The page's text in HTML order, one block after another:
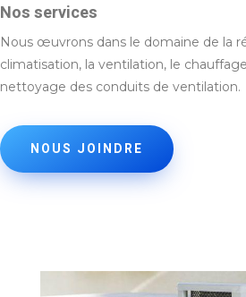
Nos services
Nous œuvrons dans le domaine de la
climatisation, la ventilation, le
nettoyage des conduits de ventilation.
NOUS JOINDRE